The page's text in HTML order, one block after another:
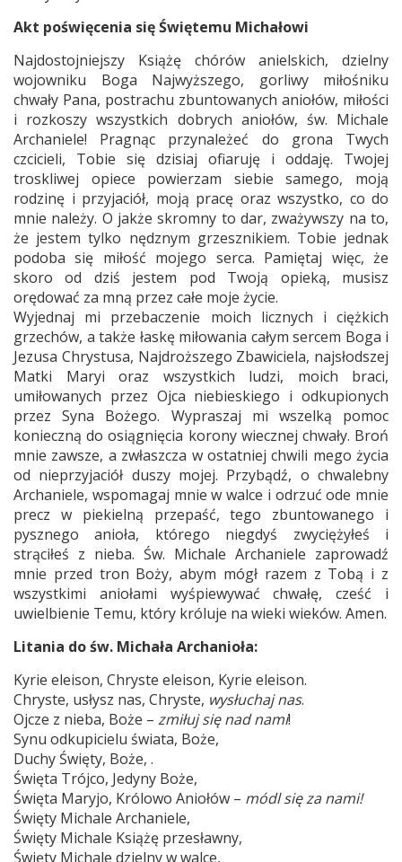
Akt poświęcenia się Świętemu Michałowi
Najdostojniejszy Książę chórów anielskich, dzielny
wojowniku Boga Najwyższego, gorliwy miłośniku
chwały Pana, postrachu zbuntowanych aniołów, miłości
i rozkoszy wszystkich dobrych aniołów, św. Michale
Archaniele! Pragnąc przynależeć do grona Twych
czcicieli, Tobie się dzisiaj ofiaruję i oddaję. Twojej
troskliwej opiece powierzam siebie samego, moją
rodzinę i przyjaciół, moją pracę oraz wszystko, co do
mnie należy. O jakże skromny to dar, zważywszy na to,
że jestem tylko nędznym grzesznikiem. Tobie jednak
podoba się miłość mojego serca. Pamiętaj więc, że
skoro od dziś jestem pod Twoją opieką, musisz
orędować za mną przez całe moje życie.
Wyjednaj mi przebaczenie moich licznych i ciężkich
grzechów, a także łaskę miłowania całym sercem Boga i
Jezusa Chrystusa, Najdroższego Zbawiciela, najsłodszej
Matki Maryi oraz wszystkich ludzi, moich braci,
umiłowanych przez Ojca niebieskiego i odkupionych
przez Syna Bożego. Wypraszaj mi wszelką pomoc
konieczną do osiągnięcia korony wiecznej chwały. Broń
mnie zawsze, a zwłaszcza w ostatniej chwili mego życia
od nieprzyjaciół duszy mojej. Przybądź, o chwalebny
Archaniele, wspomagaj mnie w walce i odrzuć ode mnie
precz w piekielną przepaść, tego zbuntowanego i
pysznego anioła, którego niegdyś zwyciężyłeś i
strąciłeś z nieba. Św. Michale Archaniele zaprowadź
mnie przed tron Boży, abym mógł razem z Tobą i z
wszystkimi aniołami wyśpiewywać chwałę, cześć i
uwielbienie Temu, który króluje na wieki wieków. Amen.
Litania do św. Michała Archanioła:
Kyrie eleison, Chryste eleison, Kyrie eleison.
Chryste, usłysz nas, Chryste, wysłuchaj nas.
Ojcze z nieba, Boże – zmiłuj się nad nami!
Synu odkupicielu świata, Boże,
Duchy Święty, Boże, .
Święta Trójco, Jedyny Boże,
Święta Maryjo, Królowo Aniołów – módl się za nami!
Święty Michale Archaniele,
Święty Michale Książę przesławny,
Święty Michale dzielny w walce,